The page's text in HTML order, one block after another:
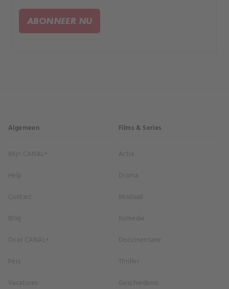
ABONNEER NU
Algemeen
Mijn CANAL+
Help
Contact
Blog
Over CANAL+
Pers
Vacatures
Films & Series
Actie
Drama
Misdaad
Komedie
Documentaire
Thriller
Geschiedenis